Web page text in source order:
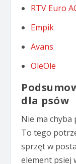
RTV Euro
Empik
Avans
OleOle
dla psów
Nie ma chyba
To tego
sprzęt w
element psiej